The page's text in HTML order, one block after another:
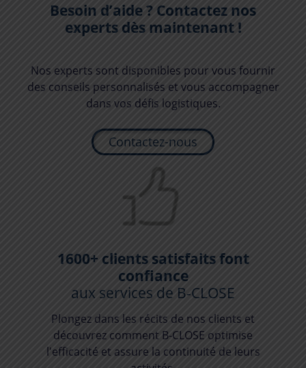
Besoin d’aide ? Contactez nos
experts dès maintenant !
Nos experts sont disponibles pour vous fournir
des conseils personnalisés et vous accompagner
dans vos défis logistiques.
Contactez-nous
1600+ clients satisfaits font
confiance
aux services de B-CLOSE
Plongez dans les récits de nos clients et
découvrez comment B-CLOSE optimise
l'efficacité et assure la continuité de leurs